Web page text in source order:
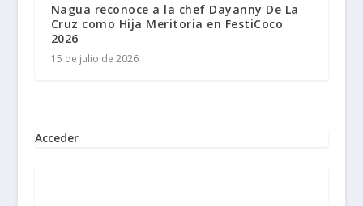
Nagua reconoce a la chef Dayanny De La
Cruz como Hija Meritoria en FestiCoco
2026
15 de julio de 2026
Acceder